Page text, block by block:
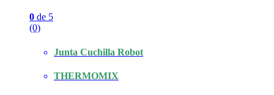
0 de 5
(0)
Junta Cuchilla Robot
THERMOMIX